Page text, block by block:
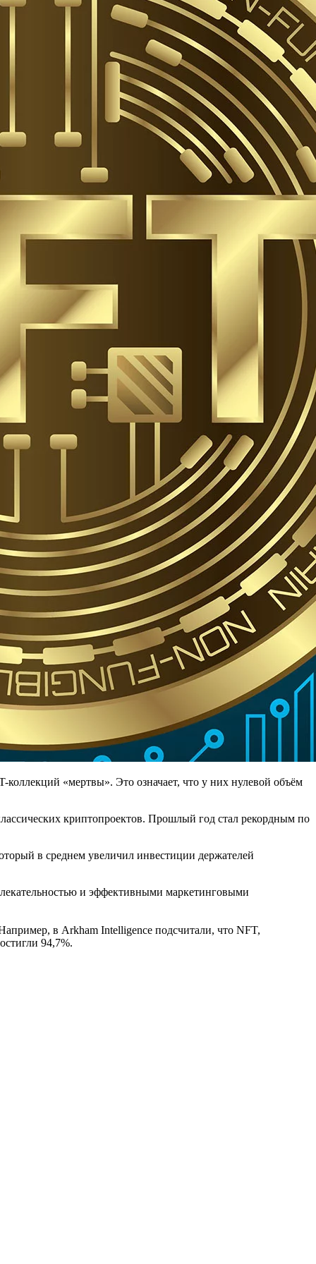
«мертвы». Это означает, что у них нулевой объём
криптопроектов. Прошлый год стал рекордным по
в среднем увеличил инвестиции держателей
и эффективными маркетинговыми
в Arkham Intelligence подсчитали, что NFT,
94,7%.